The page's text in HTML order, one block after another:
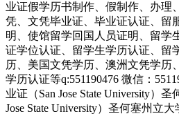
业证假学历书制作、假制作、办理
凭、文凭毕业证、毕业证认证、留
明、使馆留学回国人员证明、留学
证学位认证、留学生学历认证、留
历、美国文凭学历、澳洲文凭学历
学历认证等q:551190476 微信：
业证（San Jose State University）
Jose State University）圣何塞州立大